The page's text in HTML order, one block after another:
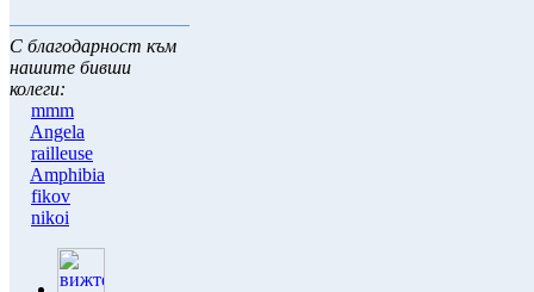
С благодарност към
нашите бивши
колеги:
mmm
Angela
railleuse
Amphibia
fikov
nikoi